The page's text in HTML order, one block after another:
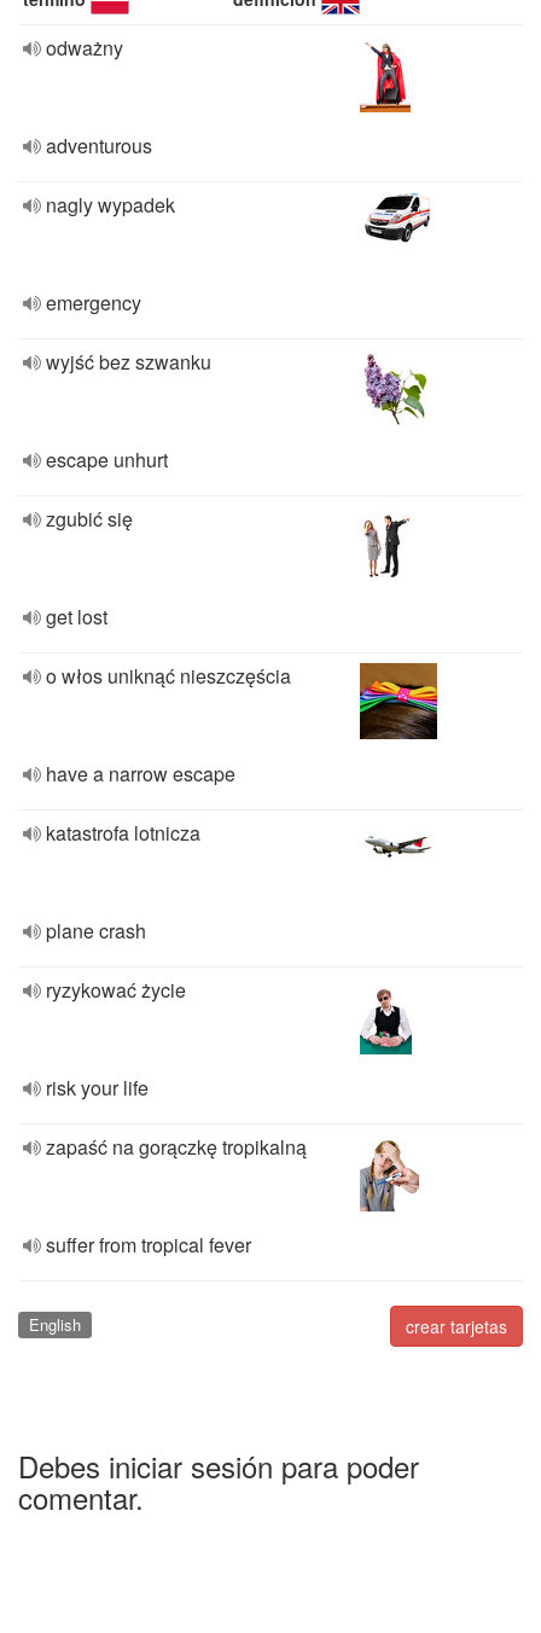
odważny
adventurous
nagly wypadek
emergency
wyjść bez szwanku
escape unhurt
zgubić się
get lost
o włos uniknąć nieszczęścia
have a narrow escape
katastrofa lotnicza
plane crash
ryzykować życie
risk your life
zapaść na gorączkę tropikalną
suffer from tropical fever
crear tarjetas
English
Debes iniciar sesión para poder
comentar.